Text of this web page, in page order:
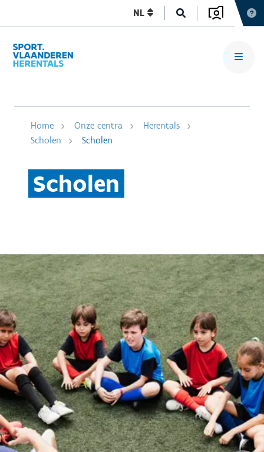
NL
Home Onze centra
Herentals
Scholen
Scholen
Scholen